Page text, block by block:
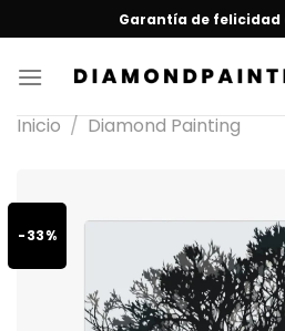
Garantía de felicidad
Inicio / Diamond Painting
-33%